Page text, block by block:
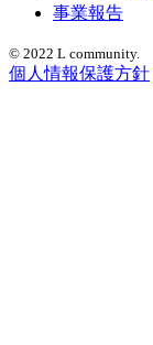
事業報告
© 2022 L community.
個人情報保護方針